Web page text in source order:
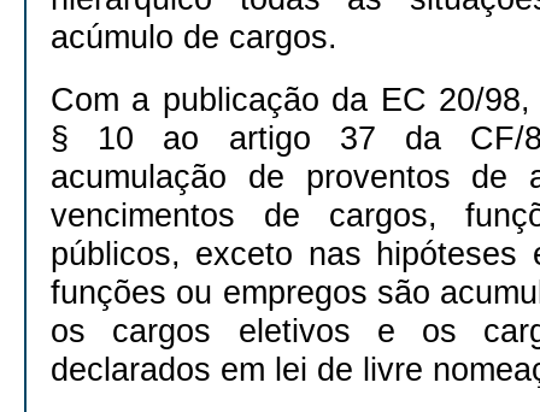
acúmulo de cargos.
Com a publicação da EC 20/
§ 10 ao artigo 37 da CF/
acumulação de proventos de
vencimentos de cargos,
públicos, exceto nas hipóteses
funções ou empregos são
os cargos eletivos e os
declarados em lei de livre